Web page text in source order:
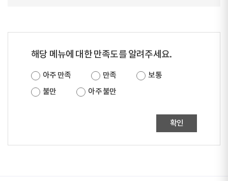
해당 메뉴에 대한 만족도를 알려주세요.
아주 만족 만족
보통
불만
아주 불만
확인